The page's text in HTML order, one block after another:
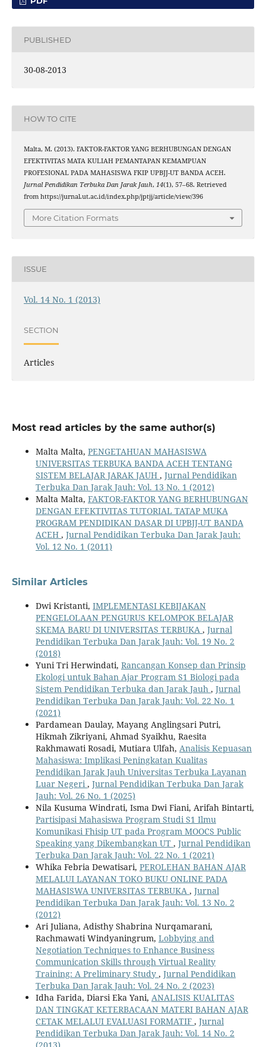
PUBLISHED
30-08-2013
HOW TO CITE
Malta, M. (2013). FAKTOR-FAKTOR YANG BERHUBUNGAN DENGAN
EFEKTIVITAS MATA KULIAH PEMANTAPAN KEMAMPUAN
PROFESIONAL PADA MAHASISWA FKIP UPBJJ-UT BANDA ACEH.
Jurnal Pendidikan Terbuka Dan Jarak Jauh, 14(1), 57–68. Retrieved
from https://jurnal.ut.ac.id/index.php/jptjj/article/view/396
More Citation Formats
ISSUE
Vol. 14 No. 1 (2013)
SECTION
Articles
Most read articles by the same author(s)
Malta Malta, PENGETAHUAN MAHASISWA
UNIVERSITAS TERBUKA BANDA ACEH TENTANG
SISTEM BELAJAR JARAK JAUH , Jurnal Pendidikan
Terbuka Dan Jarak Jauh: Vol. 13 No. 1 (2012)
Malta Malta, FAKTOR-FAKTOR YANG BERHUBUNGAN
DENGAN EFEKTIVITAS TUTORIAL TATAP MUKA
PROGRAM PENDIDIKAN DASAR DI UPBJJ-UT BANDA
ACEH , Jurnal Pendidikan Terbuka Dan Jarak Jauh:
Vol. 12 No. 1 (2011)
Similar Articles
Dwi Kristanti, IMPLEMENTASI KEBIJAKAN
PENGELOLAAN PENGURUS KELOMPOK BELAJAR
SKEMA BARU DI UNIVERSITAS TERBUKA , Jurnal
Pendidikan Terbuka Dan Jarak Jauh: Vol. 19 No. 2
(2018)
Yuni Tri Herwindati, Rancangan Konsep dan Prinsip
Ekologi untuk Bahan Ajar Program S1 Biologi pada
Sistem Pendidikan Terbuka dan Jarak Jauh , Jurnal
Pendidikan Terbuka Dan Jarak Jauh: Vol. 22 No. 1
(2021)
Pardamean Daulay, Mayang Anglingsari Putri,
Hikmah Zikriyani, Ahmad Syaikhu, Raesita
Rakhmawati Rosadi, Mutiara Ulfah, Analisis Kepuasan
Mahasiswa: Implikasi Peningkatan Kualitas
Pendidikan Jarak Jauh Universitas Terbuka Layanan
Luar Negeri , Jurnal Pendidikan Terbuka Dan Jarak
Jauh: Vol. 26 No. 1 (2025)
Nila Kusuma Windrati, Isma Dwi Fiani, Arifah Bintarti,
Partisipasi Mahasiswa Program Studi S1 Ilmu
Komunikasi Fhisip UT pada Program MOOCS Public
Speaking yang Dikembangkan UT , Jurnal Pendidikan
Terbuka Dan Jarak Jauh: Vol. 22 No. 1 (2021)
Whika Febria Dewatisari, PEROLEHAN BAHAN AJAR
MELALUI LAYANAN TOKO BUKU ONLINE PADA
MAHASISWA UNIVERSITAS TERBUKA , Jurnal
Pendidikan Terbuka Dan Jarak Jauh: Vol. 13 No. 2
(2012)
Ari Juliana, Adisthy Shabrina Nurqamarani,
Rachmawati Windyaningrum, Lobbying and
Negotiation Techniques to Enhance Business
Communication Skills through Virtual Reality
Training: A Preliminary Study , Jurnal Pendidikan
Terbuka Dan Jarak Jauh: Vol. 24 No. 2 (2023)
Idha Farida, Diarsi Eka Yani, ANALISIS KUALITAS
DAN TINGKAT KETERBACAAN MATERI BAHAN AJAR
CETAK MELALUI EVALUASI FORMATIF , Jurnal
Pendidikan Terbuka Dan Jarak Jauh: Vol. 14 No. 2